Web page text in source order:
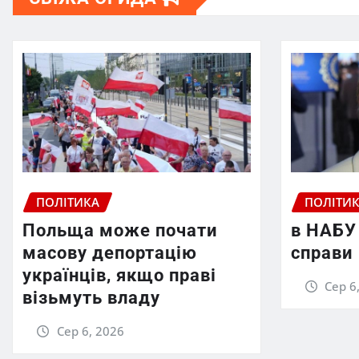
ПОЛІТИКА
Польща може почати
масову депортацію
українців, якщо праві
візьмуть владу
Сер 6, 2026
в НАБУ
справи
Сер